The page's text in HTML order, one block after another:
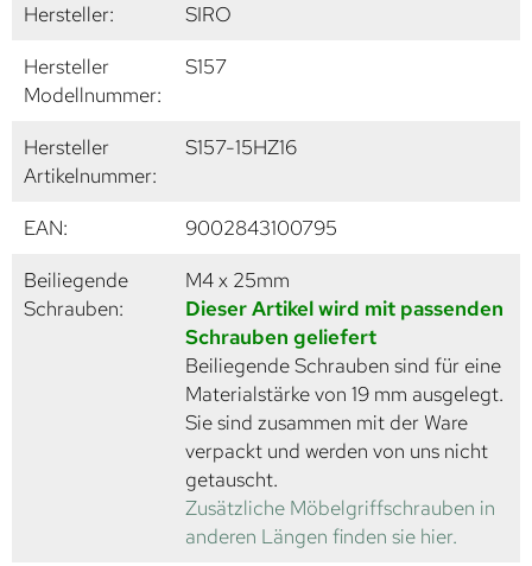
Hersteller:
SIRO
Hersteller
Modellnummer:
S157
Hersteller
Artikelnummer:
S157-15HZ16
EAN:
9002843100795
Beiliegende
Schrauben:
M4 x 25mm
Dieser Artikel wird mit passenden
Schrauben geliefert
Beiliegende Schrauben sind für eine
Materialstärke von 19 mm ausgelegt.
Sie sind zusammen mit der Ware
verpackt und werden von uns nicht
getauscht.
Zusätzliche Möbelgriffschrauben in
anderen Längen finden sie hier.